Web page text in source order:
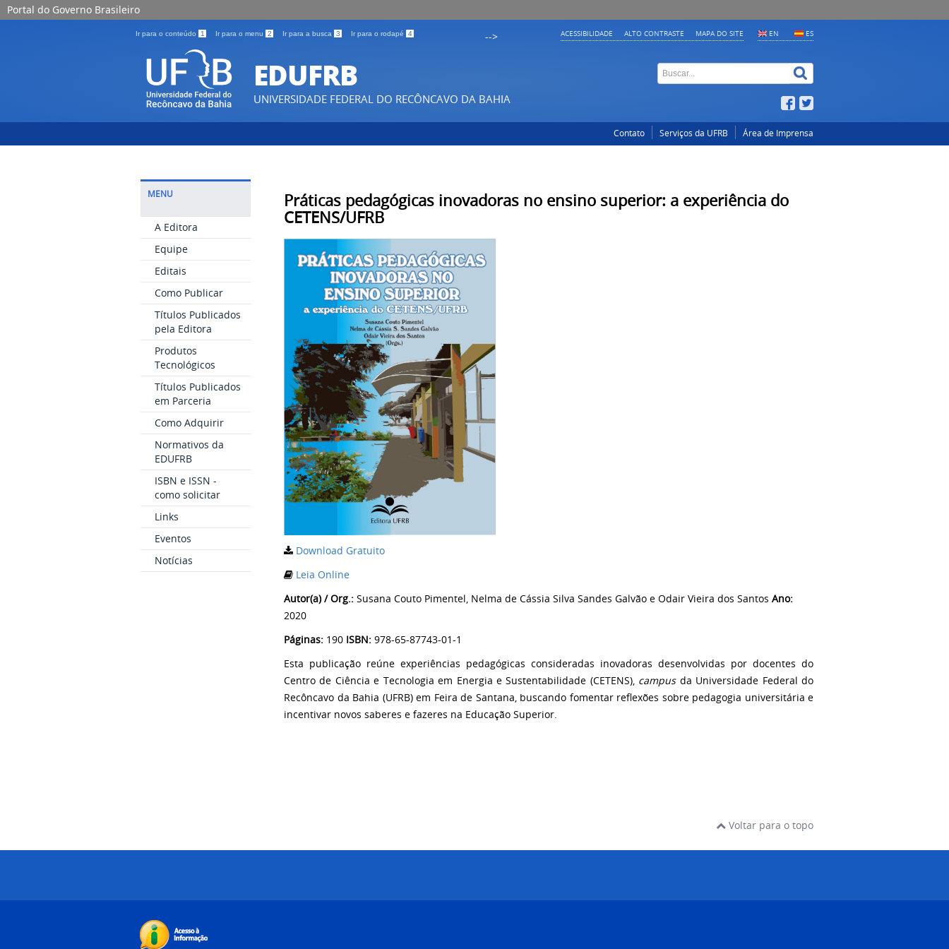
Portal do Governo Brasileiro
Ir para o conteúdo 1 Ir para o menu 2 Ir para a busca 3 Ir para o rodapé 4 EN ES
--> ACESSIBILIDADE ALTO CONTRASTE MAPA DO SITE
EDUFRB
UNIVERSIDADE FEDERAL DO RECÔNCAVO DA BAHIA
Contato Serviços da UFRB Área de Imprensa
MENU
A Editora
Equipe
Editais
Como Publicar
Títulos Publicados
pela Editora
Produtos
Tecnológicos
Títulos Publicados
em Parceria
Como Adquirir
Normativos da
EDUFRB
ISBN e ISSN -
como solicitar
Links
Eventos
Notícias
Práticas pedagógicas inovadoras no ensino superior: a experiência do
CETENS/UFRB
Download Gratuito
Leia Online
Autor(a) / Org.: Susana Couto Pimentel, Nelma de Cássia Silva Sandes Galvão e Odair Vieira dos Santos Ano:
2020
Páginas: 190 ISBN: 978-65-87743-01-1
Esta publicação reúne experiências pedagógicas consideradas inovadoras desenvolvidas por docentes do
Centro de Ciência e Tecnologia em Energia e Sustentabilidade (CETENS), campusda Universidade Federal do
Recôncavo da Bahia (UFRB) em Feira de Santana, buscando fomentar reflexões sobre pedagogia universitária e
incentivar novos saberes e fazeres na Educação Superior.
Voltar para o topo